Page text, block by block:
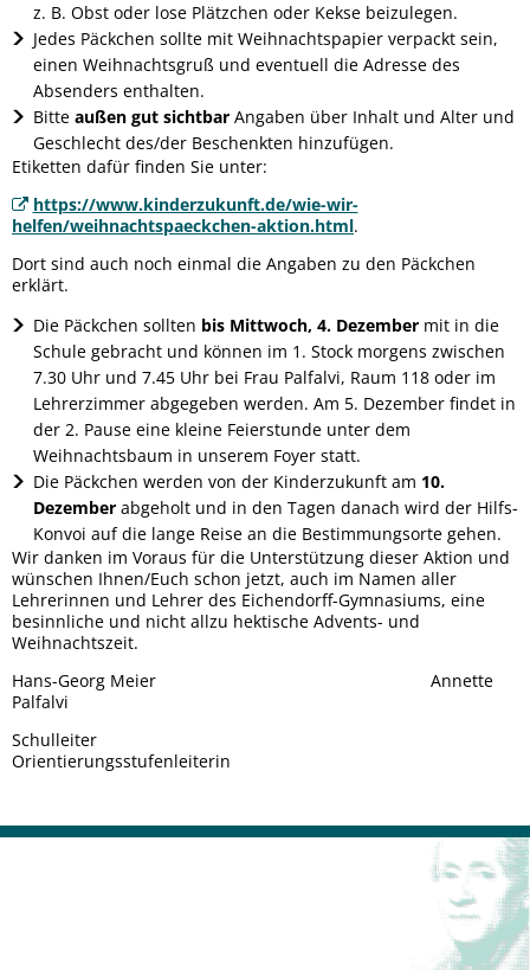
z. B. Obst oder lose Plätzchen oder Kekse beizulegen.
Jedes Päckchen sollte mit Weihnachtspapier verpackt sein,
einen Weihnachtsgruß und eventuell die Adresse des
Absenders enthalten.
Bitte außen gut sichtbar Angaben über Inhalt und Alter und
Geschlecht des/der Beschenkten hinzufügen.
Etiketten dafür finden Sie unter:
https://www.kinderzukunft.de/wie-wir-
helfen/weihnachtspaeckchen-aktion.html.
Dort sind auch noch einmal die Angaben zu den Päckchen
erklärt.
Die Päckchen sollten bis Mittwoch, 4. Dezember mit in die
Schule gebracht und können im 1. Stock morgens zwischen
7.30 Uhr und 7.45 Uhr bei Frau Palfalvi, Raum 118 oder im
Lehrerzimmer abgegeben werden. Am 5. Dezember findet in
der 2. Pause eine kleine Feierstunde unter dem
Weihnachtsbaum in unserem Foyer statt.
Die Päckchen werden von der Kinderzukunft am 10.
Dezember abgeholt und in den Tagen danach wird der Hilfs-
Konvoi auf die lange Reise an die Bestimmungsorte gehen.
Wir danken im Voraus für die Unterstützung dieser Aktion und
wünschen Ihnen/Euch schon jetzt, auch im Namen aller
Lehrerinnen und Lehrer des Eichendorff-Gymnasiums, eine
besinnliche und nicht allzu hektische Advents- und
Weihnachtszeit.
Hans-Georg Meier Annette
Palfalvi
Schulleiter
Orientierungsstufenleiterin